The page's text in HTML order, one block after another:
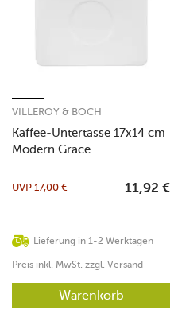
Kaffee-Untertasse 17x14 cm
Modern Grace
VILLEROY & BOCH
Lieferung in 1-2 Werktagen
UVP17,00 € 11,92 €
Preis inkl. MwSt. zzgl. Versand
Warenkorb